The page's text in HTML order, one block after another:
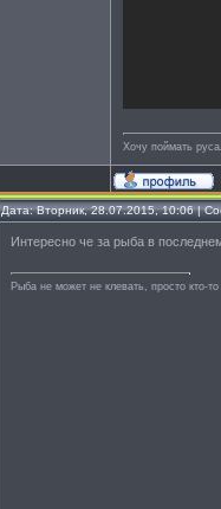
Хочу поймать
Дата: Вторник, 28.07.2015, 10:06 |
Интересно че за рыба в
Рыба не может не клевать, просто кто-